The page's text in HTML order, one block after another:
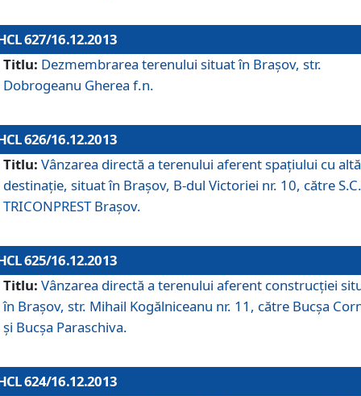
627/16.12.2013
Titlu: Dezmembrarea terenului situat în Braşov, str.
Dobrogeanu Gherea f.n.
626/16.12.2013
Titlu: Vânzarea directă a terenului aferent spaţiului cu altă
destinaţie, situat în Braşov, B-dul Victoriei nr. 10, către S.C.
TRICONPREST Braşov.
625/16.12.2013
Titlu: Vânzarea directă a terenului aferent construcţiei
în Braşov, str. Mihail Kogălniceanu nr. 11, către Bucşa
şi Bucşa Paraschiva.
624/16.12.2013